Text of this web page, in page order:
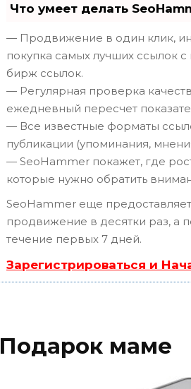
Что умеет делать
— Продвижение в один клик,
покупка самых лучших ссылок
бирж ссылок.
— Регулярная проверка
ежедневный пересчет
— Все известные форматы
публикации (упоминания,
— SeoHammer покажет, где
которые нужно обратить
SeoHammer еще
продвижение в десятки раз, а
течение первых 7 дней.
Зарегистрироваться и
Подарок маме